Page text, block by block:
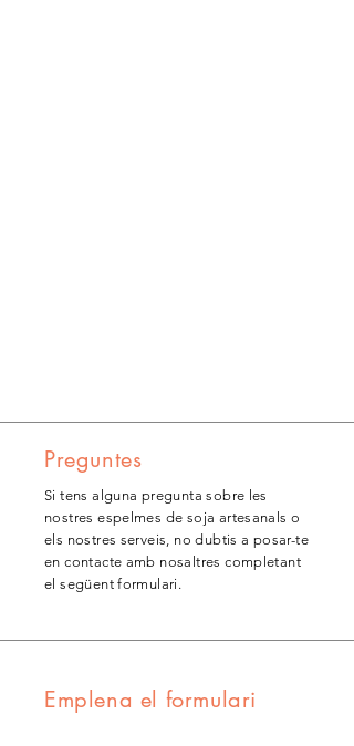
Preguntes
Si tens alguna pregunta sobre les
nostres espelmes de soja artesanals o
els nostres serveis, no dubtis a posar-te
en contacte amb nosaltres completant
el següent formulari.
Emplena el formulari